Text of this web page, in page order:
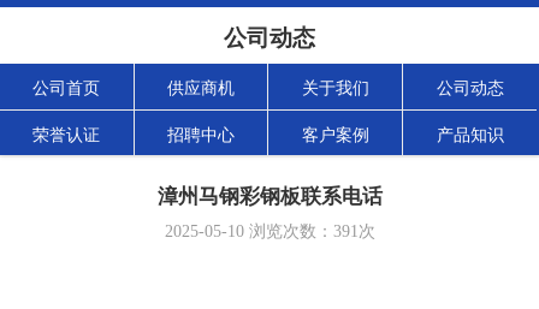
公司动态
公司首页 供应商机 关于我们 公司动态
荣誉认证 招聘中心 客户案例 产品知识
漳州马钢彩钢板联系电话
2025-05-10浏览次数： 391次